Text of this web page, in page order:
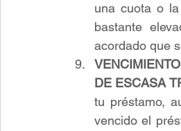
una cuota o
bastante
acordado que
DE ESCASA
tu préstamo,
vencido el